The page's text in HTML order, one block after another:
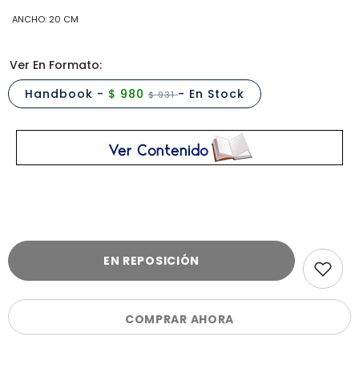
ANCHO: 20 CM
Ver En Formato:
Handbook - $ 980 $ 931 - En Stock
EN REPOSICIÓN
COMPRAR AHORA